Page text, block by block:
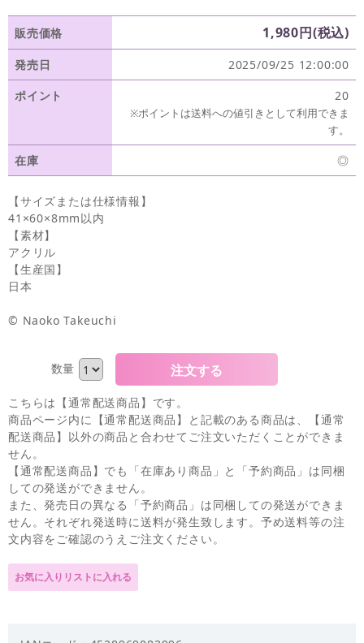
販売価格 1,980円(税込)
発売日
2025/09/25 12:00:00
ポイント
20
※ポイントは送料への値引きとして利用できま
す。
在庫 ◎
【サイズまたは仕様情報】
41×60×8mm以内
【素材】
アクリル
【生産国】
日本
© Naoko Takeuchi
数量
こちらは【通常配送商品】です。
商品ページ内に【通常配送商品】と記載のある商品は、【通常
配送商品】以外の商品と合わせてご注文いただくことができま
せん。
【通常配送商品】でも「在庫あり商品」と「予約商品」は同梱
しての発送ができません。
また、発売日の異なる「予約商品」は同梱しての発送ができま
せん。それぞれ発送時に送料が発生致します。予め送料等の注
文内容をご確認のうえご注文ください。